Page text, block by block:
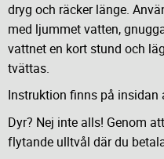
dryg och räcker länge.
med ljummet vatten,
vattnet en kort stund och
tvättas.
Instruktion finns på insidan
Dyr? Nej inte alls! Genom
flytande ulltvål där du